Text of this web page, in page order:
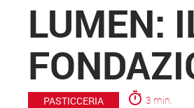
LUMEN:
PASTICCERIA timer 3 min.